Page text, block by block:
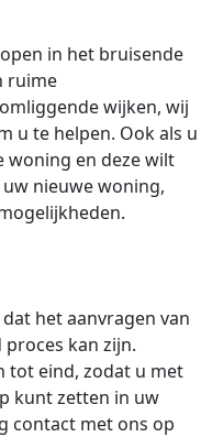
in het bruisende
ruime
wijken, wij
u te helpen. Ook als u
woning en deze wilt
nieuwe woning,
het aanvragen van
kan zijn.
tot eind, zodat u met
kunt zetten in uw
contact met ons op